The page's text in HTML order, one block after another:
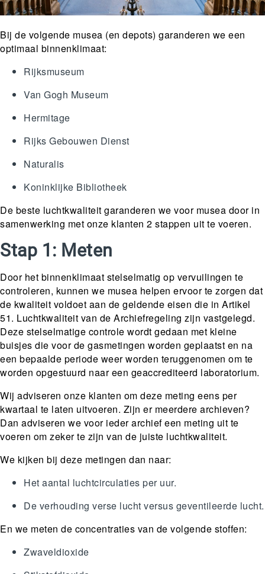
Bij de volgende musea (en depots) garanderen we een
optimaal binnenklimaat:
Rijksmuseum
Van Gogh Museum
Hermitage
Rijks Gebouwen Dienst
Naturalis
Koninklijke Bibliotheek
De beste luchtkwaliteit garanderen we voor musea door in
samenwerking met onze klanten 2 stappen uit te voeren.
Stap 1: Meten
Door het binnenklimaat stelselmatig op vervuilingen te
controleren, kunnen we musea helpen ervoor te zorgen dat
de kwaliteit voldoet aan de geldende eisen die in Artikel
51. Luchtkwaliteit van de Archiefregeling zijn vastgelegd.
Deze stelselmatige controle wordt gedaan met kleine
buisjes die voor de gasmetingen worden geplaatst en na
een bepaalde periode weer worden teruggenomen om te
worden opgestuurd naar een geaccrediteerd laboratorium.
Wij adviseren onze klanten om deze meting eens per
kwartaal te laten uitvoeren. Zijn er meerdere archieven?
Dan adviseren we voor ieder archief een meting uit te
voeren om zeker te zijn van de juiste luchtkwaliteit.
We kijken bij deze metingen dan naar:
Het aantal luchtcirculaties per uur.
De verhouding verse lucht versus geventileerde lucht.
En we meten de concentraties van de volgende stoffen:
Zwaveldioxide